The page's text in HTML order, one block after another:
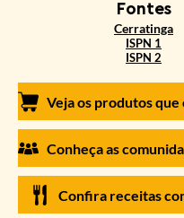
setembro a fevereiro. Já na
época de colheita acontece
agosto. Nesse período, cada
cinco a sete cachos por ano,
Fontes
Cerratinga
ISPN 1
ISPN 2
Confira receitas